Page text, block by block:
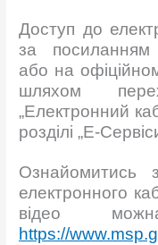
Доступ до
за
або на
шляхом
„Електронний
розділі „Е-
Ознайомитись
електронного
відео
https://